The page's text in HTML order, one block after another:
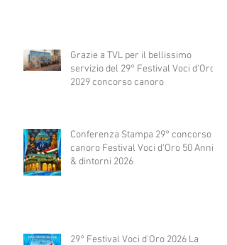
Grazie a TVL per il bellissimo
servizio del 29° Festival Voci d'Oro
2029 concorso canoro
Conferenza Stampa 29° concorso
canoro Festival Voci d'Oro 50 Anni
& dintorni 2026
29° Festival Voci d'Oro 2026 La